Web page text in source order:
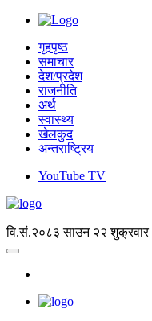
गृहपृष्ठ
समाचार
देश/प्रदेश
राजनीति
अर्थ
स्वास्थ्य
खेलकुद
अन्तराष्ट्रिय
YouTube TV
वि.सं.२०८३ साउन २२ शुक्रवार